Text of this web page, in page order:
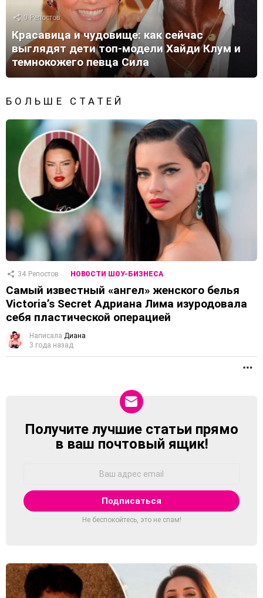
0 Репостов
Красавица и чудовище: как сейчас
выглядят дети топ-модели Хайди Клум и
темнокожего певца Сила
БОЛЬШЕ СТАТЕЙ
34 Репостов НОВОСТИ ШОУ-БИЗНЕСА
Самый известный «ангел» женского белья
Victoria’s Secret Адриана Лима изуродовала
себя пластической операцией
Написала Диана
3 года назад
NEWSLETTER
Получите лучшие статьи прямо
в ваш почтовый ящик!
Не беспокойтесь, это не спам!